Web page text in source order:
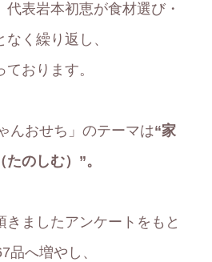
表岩本初恵が食材選び・
く繰り返し、
おります。
んおせち」のテーマは“家
のしむ）”。
きましたアンケートをもと
品へ増やし、